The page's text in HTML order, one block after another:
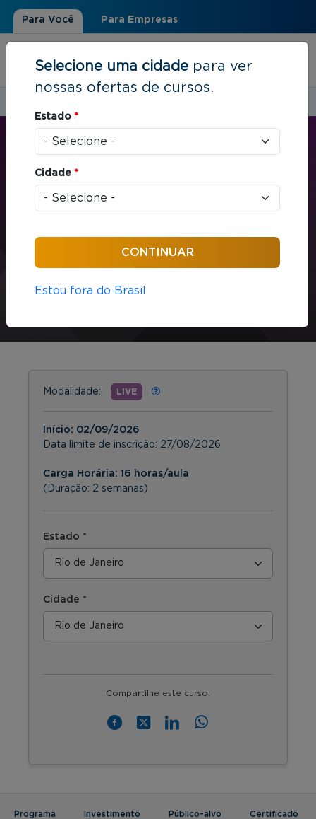
Para Você Para Empresas
Você está aqui
Estratégia e Negócios
CURTA E MÉDIA DURAÇÃO
Modalidade: LIVE
Início: 02/09/2026
Data limite de inscrição: 27/08/2026
Carga Horária: 16 horas/aula
(Duração: 2 semanas)
Estado *
Cidade *
Compartilhe este curso:
Programa Investimento Público-alvo Certificado
Selecione uma cidade para ver
nossas ofertas de cursos.
Estado *
Cidade *
Estou fora do Brasil